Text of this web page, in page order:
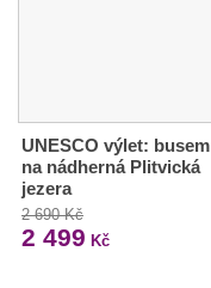
UNESCO výlet: busem
na nádherná Plitvická
jezera
2 690 Kč
2 499 Kč